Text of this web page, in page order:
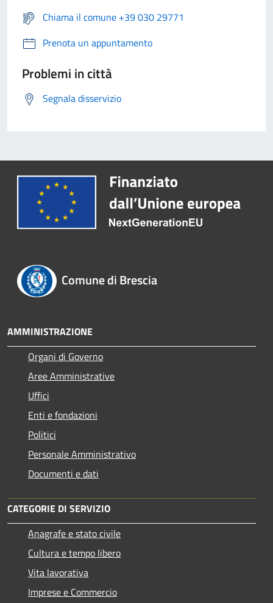
Chiama il comune +39 030 29771
Prenota un appuntamento
Problemi in città
Segnala disservizio
Comune di Brescia
AMMINISTRAZIONE
Organi di Governo
Aree Amministrative
Uffici
Enti e fondazioni
Politici
Personale Amministrativo
Documenti e dati
CATEGORIE DI SERVIZIO
Anagrafe e stato civile
Cultura e tempo libero
Vita lavorativa
Imprese e Commercio